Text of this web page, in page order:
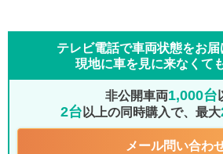
テレビ電話で車両状態をお届
現地に車を見に来なくて
非公開車両1,000台
2台 以上の同時購入で、最大
メール問い合わ